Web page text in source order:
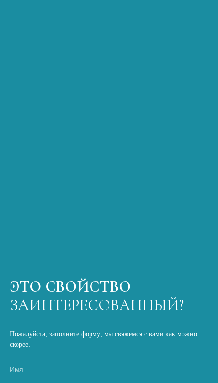
ЭТО СВОЙСТВО
ЗАИНТЕРЕСОВАННЫЙ?
Пожалуйста, заполните форму, мы свяжемся с вами как можно
скорее.
Имя